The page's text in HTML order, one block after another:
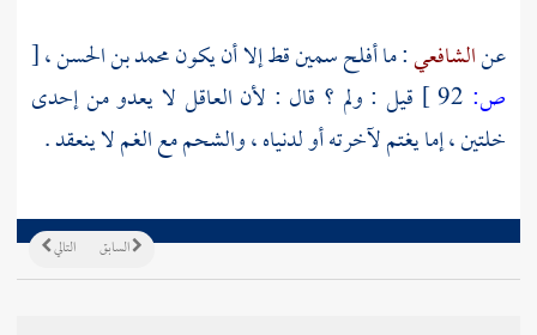
عنالشافعي: ما أفلح سمين قط إلا أن يكونمحمد بن الحسن،[
ص:
قيل : ولم ؟ قال : لأن العاقل لا يعدو من إحدى
خلتين ، إما يغتم لآخرته أو لدنياه ، والشحم مع الغم لا ينعقد .
التالي السابق